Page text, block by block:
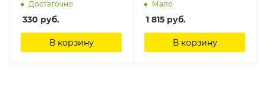
Достаточно
330 руб.
В корзину
Мало
1 815 руб.
В корзину